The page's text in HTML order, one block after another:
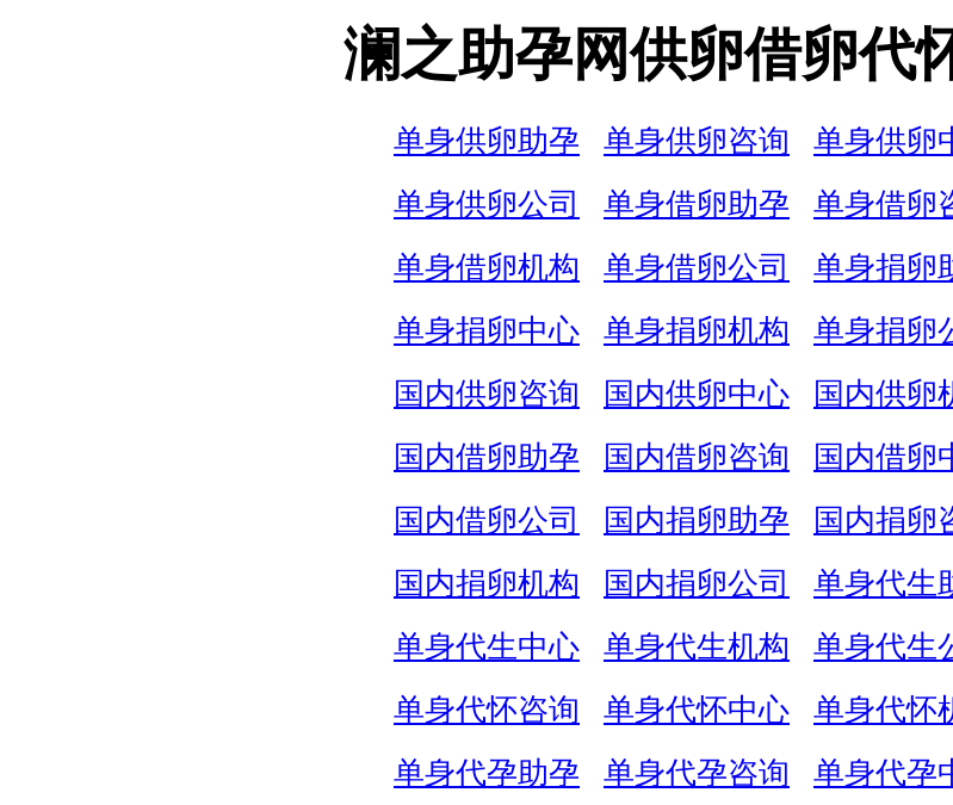
澜之助孕网供卵借卵代
单身供卵助孕 单身供卵咨询 单身供卵
单身供卵公司
单身借卵助孕 单身借卵
单身借卵机构
单身借卵公司 单身捐卵
单身捐卵中心
单身捐卵机构 单身捐卵
国内供卵咨询
国内供卵中心 国内供卵
国内借卵助孕
国内借卵咨询 国内借卵
国内借卵公司
国内捐卵助孕 国内捐卵
国内捐卵机构
国内捐卵公司 单身代生
单身代生中心
单身代生机构 单身代生
单身代怀咨询
单身代怀中心 单身代怀
单身代孕助孕
单身代孕咨询 单身代孕